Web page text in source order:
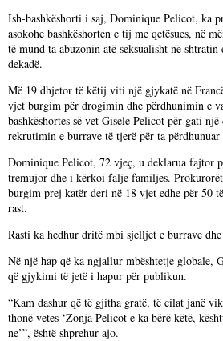
Ish-bashkëshorti i saj, Dominique Pelicot, ka
asokohe bashkëshorten e tij me qetësues, në
të mund ta abuzonin atë seksualisht në shtratin
dekadë.
Më 19 dhjetor të këtij viti një gjykatë në
vjet burgim për drogimin dhe përdhunimin e
bashkëshortes së vet Gisele Pelicot për gati
rekrutimin e burrave të tjerë për ta përdhunuar
Dominique Pelicot, 72 vjeç, u deklarua fajtor
tremujor dhe i kërkoi falje familjes.
burgim prej katër deri në 18 vjet edhe për 50
rast.
Rasti ka hedhur dritë mbi sjelljet e burrave
Në një hap që ka ngjallur mbështetje globale,
që gjykimi të jetë i hapur për publikun.
“Kam dashur që të gjitha gratë, të cilat janë
thonë vetes ‘Zonja Pelicot e ka bërë këtë,
ne’”, është shprehur ajo.